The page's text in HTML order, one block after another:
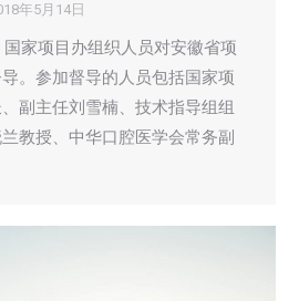
年5月14日
家项目办组织人员对安徽省项
。参加督导的人员包括国家项
副主任刘雪楠、技术指导组组
教授、中华口腔医学会常务副